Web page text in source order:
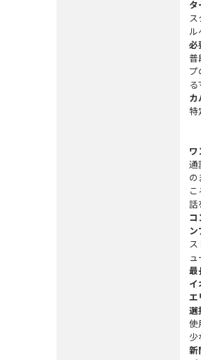
タ
ス
ル
必
普
プ
カ
特
ワ
通
の
話
コ
ン
ス
ュ
最
イ
エ
選
使
少
新